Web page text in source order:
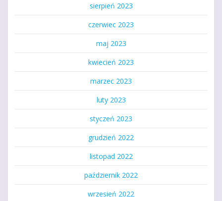
sierpień 2023
czerwiec 2023
maj 2023
kwiecień 2023
marzec 2023
luty 2023
styczeń 2023
grudzień 2022
listopad 2022
październik 2022
wrzesień 2022